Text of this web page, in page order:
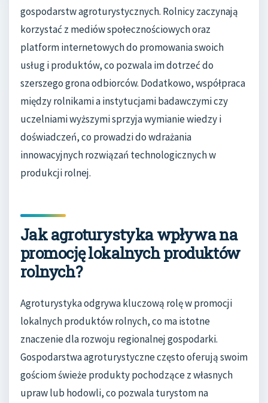
gospodarstw agroturystycznych. Rolnicy zaczynają
korzystać z mediów społecznościowych oraz
platform internetowych do promowania swoich
usług i produktów, co pozwala im dotrzeć do
szerszego grona odbiorców. Dodatkowo, współpraca
między rolnikami a instytucjami badawczymi czy
uczelniami wyższymi sprzyja wymianie wiedzy i
doświadczeń, co prowadzi do wdrażania
innowacyjnych rozwiązań technologicznych w
produkcji rolnej.
Jak agroturystyka wpływa na
promocję lokalnych produktów
rolnych?
Agroturystyka odgrywa kluczową rolę w promocji
lokalnych produktów rolnych, co ma istotne
znaczenie dla rozwoju regionalnej gospodarki.
Gospodarstwa agroturystyczne często oferują swoim
gościom świeże produkty pochodzące z własnych
upraw lub hodowli, co pozwala turystom na